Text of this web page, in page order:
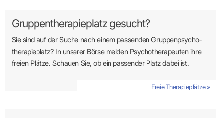
Gruppentherapieplatz gesucht?
Sie sind auf der Suche nach einem passenden Gruppen­psycho­
therapie­platz? In unserer Börse melden Psycho­­thera­­peuten ihre
freien Plätze. Schauen Sie, ob ein passender Platz dabei ist.
Freie Therapieplätze »